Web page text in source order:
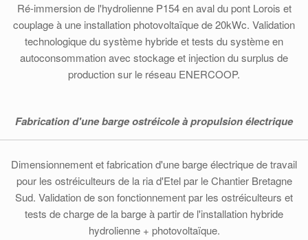
Ré-immersion de l'hydrolienne P154 en aval du pont Lorois et
couplage à une installation photovoltaïque de 20kWc. Validation
technologique du système hybride et tests du système en
autoconsommation avec stockage et injection du surplus de
production sur le réseau ENERCOOP.
Fabrication d'une barge ostréicole à propulsion électrique
Dimensionnement et fabrication d'une barge électrique de travail
pour les ostréiculteurs de la ria d'Etel par le Chantier Bretagne
Sud. Validation de son fonctionnement par les ostréiculteurs et
tests de charge de la barge à partir de l'installation hybride
hydrolienne + photovoltaïque.